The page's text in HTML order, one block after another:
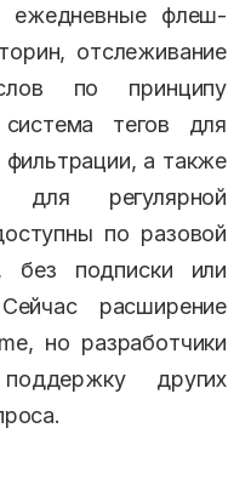
ежедневные флеш-
отслеживание
по принципу
тегов для
фильтрации, а также
для регулярной
по разовой
без подписки или
расширение
но разработчики
других